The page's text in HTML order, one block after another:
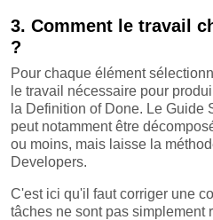
3. Comment le travail
?
Pour chaque élément
le travail nécessaire pour
la Definition of Done. Le Guide
peut notamment être
ou moins, mais laisse la
Developers.
C'est ici qu'il faut corriger une
tâches ne sont pas simplement